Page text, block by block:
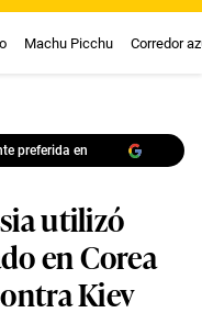
Machu Picchu Corredor
preferida en
utilizó
en Corea
Kiev